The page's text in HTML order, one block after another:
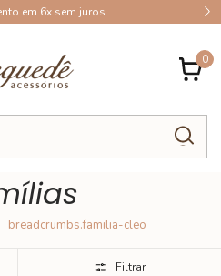
em 6x sem juros
0
breadcrumbs.familia-cleo
Filtrar